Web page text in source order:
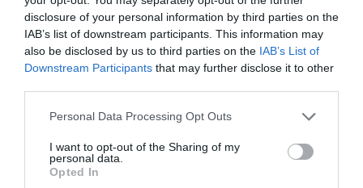
disclosure of your personal information by third parties on the
IAB’s list of downstream participants. This information may
also be disclosed by us to third parties on the IAB’s List of
Downstream Participants that may further disclose it to other
Please note that this website/app uses one or more Google
not limited to your visit or usage behaviour. You may click to
grant or deny consent to Google and its third-party tags to
use your data for below specified purposes in below Google
Personal Data Processing Opt Outs
I want to opt-out of the Sharing of my
personal data.
Opted In
Ομάν: Επίθεση σε πλοίο στα ανοιχτά –
Φωτιά μετά από πλήγμα
08.08.2026 | 16:46